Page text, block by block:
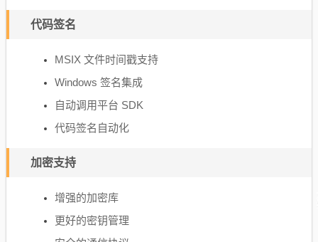
代码签名
MSIX 文件时间戳支持
Windows 签名集成
自动调用平台 SDK
代码签名自动化
加密支持
增强的加密库
更好的密钥管理